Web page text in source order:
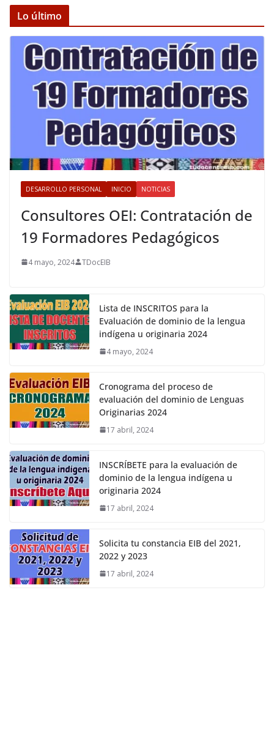
Lo último
DESARROLLO PERSONAL INICIO NOTICIAS
Consultores OEI: Contratación de
19 Formadores Pedagógicos
4 mayo, 2024 TDocEIB
Lista de INSCRITOS para la
Evaluación de dominio de la lengua
indígena u originaria 2024
4 mayo, 2024
Cronograma del proceso de
evaluación del dominio de Lenguas
Originarias 2024
17 abril, 2024
INSCRÍBETE para la evaluación de
dominio de la lengua indígena u
originaria 2024
17 abril, 2024
Solicita tu constancia EIB del 2021,
2022 y 2023
17 abril, 2024